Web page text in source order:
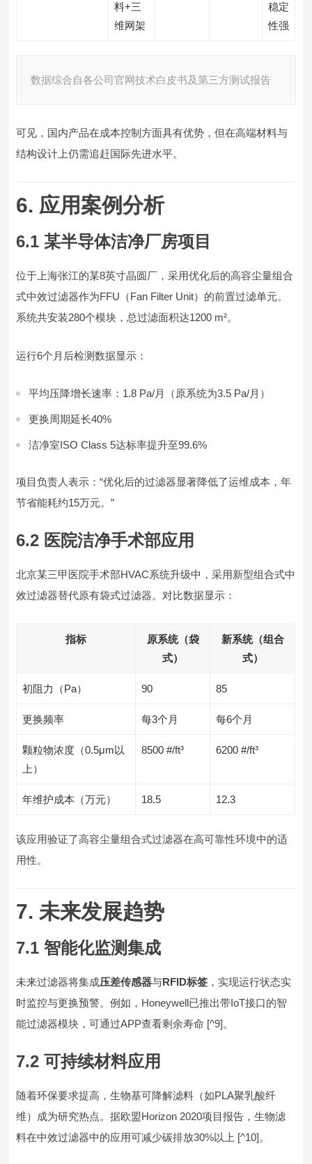
料+三
维网架
稳定
性强
数据综合自各公司官网技术白皮书及第三方测试报告
可见，国内产品在成本控制方面具有优势，但在高端材料与
结构设计上仍需追赶国际先进水平。
6. 应用案例分析
6.1 某半导体洁净厂房项目
位于上海张江的某8英寸晶圆厂，采用优化后的高容尘量组合
式中效过滤器作为FFU（Fan Filter Unit）的前置过滤单元。
系统共安装280个模块，总过滤面积达1200 m²。
运行6个月后检测数据显示：
平均压降增长速率：1.8 Pa/月（原系统为3.5 Pa/月）
更换周期延长40%
洁净室ISO Class 5达标率提升至99.6%
项目负责人表示：“优化后的过滤器显著降低了运维成本，年
节省能耗约15万元。”
6.2 医院洁净手术部应用
北京某三甲医院手术部HVAC系统升级中，采用新型组合式中
效过滤器替代原有袋式过滤器。对比数据显示：
指标
原系统（袋
式）
新系统（组合
式）
初阻力（Pa） 90 85
更换频率 每3个月 每6个月
颗粒物浓度（0.5μm以
上）
8500 #/ft³ 6200 #/ft³
年维护成本（万元） 18.5 12.3
该应用验证了高容尘量组合式过滤器在高可靠性环境中的适
用性。
7. 未来发展趋势
7.1 智能化监测集成
未来过滤器将集成压差传感器与RFID标签 ，实现运行状态实
时监控与更换预警。例如，Honeywell已推出带IoT接口的智
能过滤器模块，可通过APP查看剩余寿命 [^9]。
7.2 可持续材料应用
随着环保要求提高，生物基可降解滤料（如PLA聚乳酸纤
维）成为研究热点。据欧盟Horizon 2020项目报告，生物滤
料在中效过滤器中的应用可减少碳排放30%以上 [^10]。